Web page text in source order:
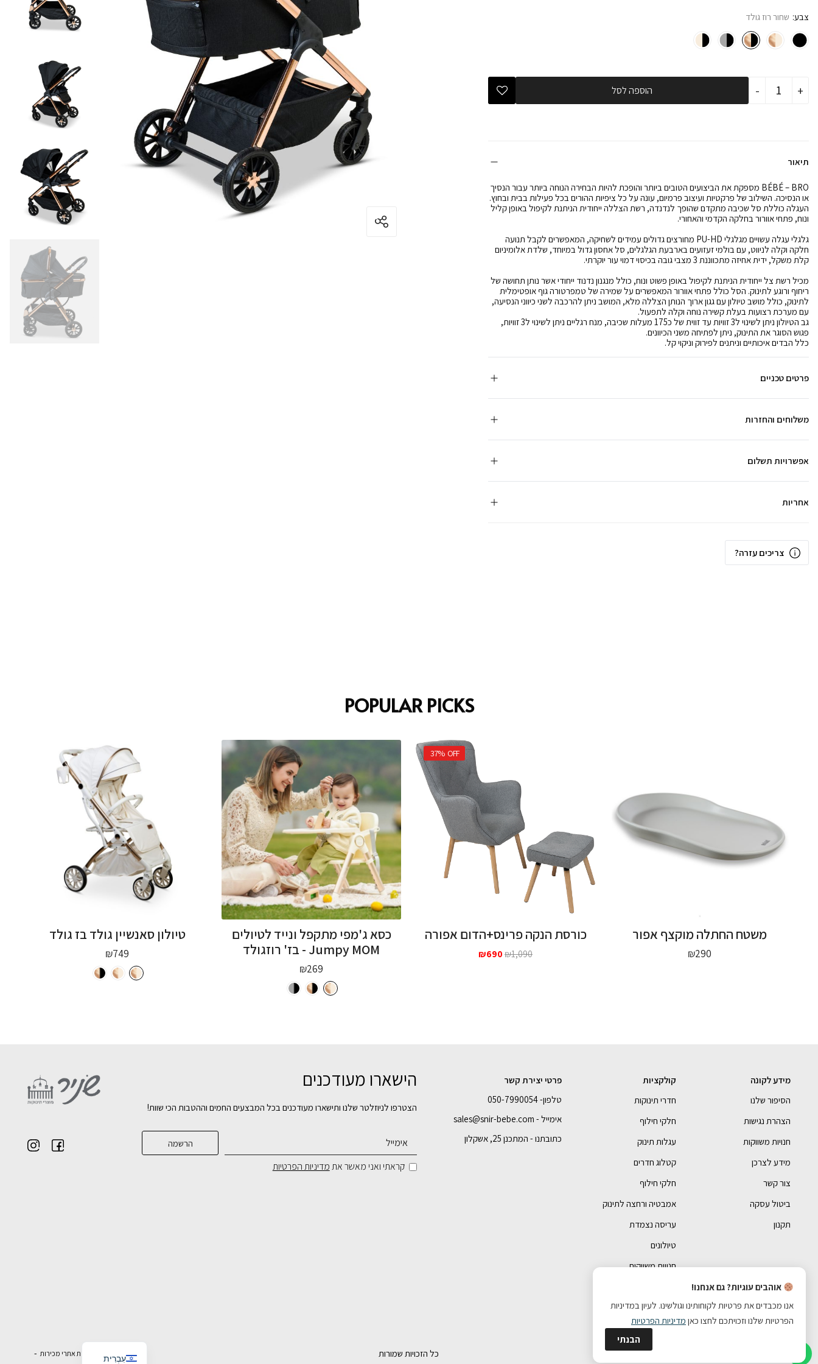
צבע שחור רוז גולד
-
כמות
עגלת
גולד
+ הוספה לסל
תיאור
BÉBÉ – BRO מספקת את הביצועים הטובים ביותר והופכת להיות הבחירה הנוחה ביותר עבור הנסיך
או הנסיכה. השילוב של פרקטיות ועיצוב פרמיום, עונה על כל ציפיות ההורים בכל פעילות בבית ובחוץ.
העגלה כוללת סל שכיבה מתקדם שהופך לנדנדה, רשת הצללה ייחודית הניתנת לקיפול באופן קליל
ונוח, פתחי אוורור בחלקה הקדמי והאחורי.
גלגלי עגלה עשויים מגלגלי PU-HD מחורצים גדולים עמידים לשחיקה, המאפשרים לקבל תנועה
חלקה וקלה לניווט, עם בולמי זעזועים בארבעת הגלגלים, סל אחסון גדול במיוחד, שלדת אלומיניום
קלת משקל, ידית אחיזה מתכווננת 3 מצבי גובה בכיסוי דמוי עור יוקרתי.
מכיל רשת צל ייחודית הניתנת לקיפול באופן פשוט ונוח, כולל מנגנון נדנוד ייחודי אשר נותן תחושה של
ריחוף ורוגע לתינוק. הסל כולל פתחי אוורור המאפשרים על שמירה של טמפרטורה גוף אופטימלית
לתינוק, כולל מושב טיולון עם גגון ארוך הנותן הצללה מלא, המושב ניתן להרכבה לשני כיווני הנסיעה,
עם מערכת רצועות בעלת קשירה נוחה וקלה לתפעול.
גב הטיולון ניתן לשינוי ל3 זוויות עד זווית של כ175 מעלות שכיבה, מנח רגליים ניתן לשינוי ל3 זוויות,
פגוש הסוגר את התינוק, ניתן לפתיחה משני הכיוונים.
כלל הבדים איכותיים וניתנים לפירוק וניקוי קל.
פרטים טכניים
משלוחים והחזרות
אפשרויות תשלום
אחריות
צריכים עזרה?
POPULAR PICKS
משטח החתלה מוקצף אפור
₪290
37% OFF
כורסת הנקה פרינס+הדום אפורה
₪1,090
המחיר
₪690
המחיר
כסא ג'מפי מתקפל ונייד לטיולים
Jumpy MOM - בז' רוזגולד
₪269
טיולון סאנשיין גולד בז גולד
₪749
מידע לקונה
הסיפור שלנו
הצהרת נגישות
חנויות משווקות
מידע לצרכן
צור קשר
ביטול עסקה
תקנון
קולקציות
חדרי תינוקות
חלקי חילוף
עגלות תינוק
קטלוג חדרים
חלקי חילוף
אמבטיה ורחצה לתינוק
עריסה נצמדת
טיולונים
חנויות משווקות
פרטי יצירת קשר
טלפון- 050-7990054
אימייל - sales@snir-bebe.com
כתובתנו - המתכנן 25, אשקלון
הישארו מעודכנים
הצטרפו לניוזלטר שלנו ותישארו מעודכנים בכל המבצעים החמים וההטבות הכי שוות!
קראתי ואני מאשר אתמדיניות הפרטיות
בניית אתרי מכירות כל הזכויות שמורות
אוהבים עוגיות? גם אנחנו!
אנו מכבדים את פרטיות לקוחותינו וגולשינו. לעיון במדיניות
הפרטיות שלנו וזכויתכם לחצו כאן מדיניות הפרטיות
הבנתי
עִבְרִית